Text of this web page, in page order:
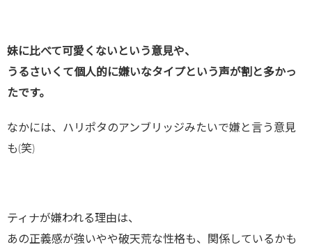
妹に比べて可愛くないという意見や、
うるさいくて個人的に嫌いなタイプという声が割と多かっ
たです。
なかには、ハリポタのアンブリッジみたいで嫌と言う意見
も(笑)
ティナが嫌われる理由は、
あの正義感が強いやや破天荒な性格も、関係しているかも